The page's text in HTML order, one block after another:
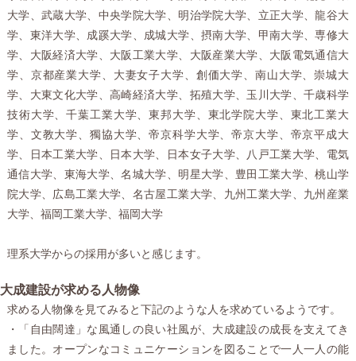
大学、武蔵大学、中央学院大学、明治学院大学、立正大学、龍谷大
学、東洋大学、成蹊大学、成城大学、摂南大学、甲南大学、専修大
学、大阪経済大学、大阪工業大学、大阪産業大学、大阪電気通信大
学、京都産業大学、大妻女子大学、創価大学、南山大学、崇城大
学、大東文化大学、高崎経済大学、拓殖大学、玉川大学、千歳科学
技術大学、千葉工業大学、東邦大学、東北学院大学、東北工業大
学、文教大学、獨協大学、帝京科学大学、帝京大学、帝京平成大
学、日本工業大学、日本大学、日本女子大学、八戸工業大学、電気
通信大学、東海大学、名城大学、明星大学、豊田工業大学、桃山学
院大学、広島工業大学、名古屋工業大学、九州工業大学、九州産業
大学、福岡工業大学、福岡大学
理系大学からの採用が多いと感じます。
大成建設が求める人物像
求める人物像を見てみると下記のような人を求めているようです。
・「自由闊達」な風通しの良い社風が、大成建設の成長を支えてき
ました。オープンなコミュニケーションを図ることで一人一人の能